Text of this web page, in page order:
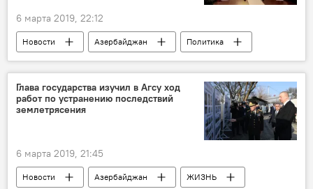
6 марта 2019, 22:12
Новости Азербайджан
Политика
Новости мира
Великобритания
Министерство обороны АР
сотрудничество
Глава государства изучил в Агсу ход
работ по устранению последствий
землетрясения
6 марта 2019, 21:45
Новости Азербайджан
ЖИЗНЬ